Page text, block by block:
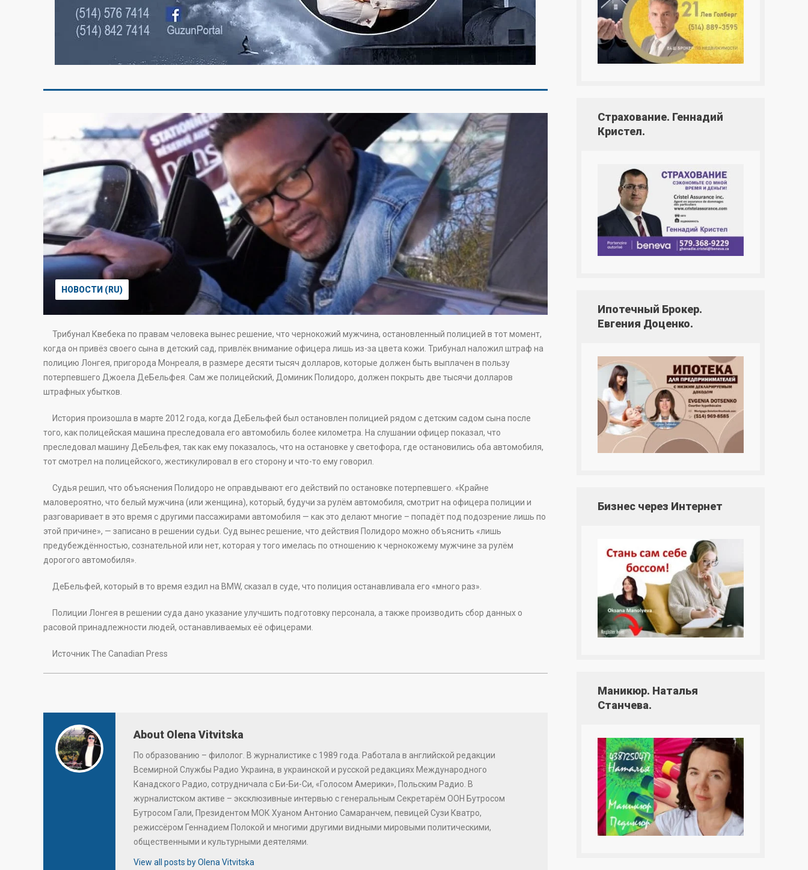
НОВОСТИ (RU)
Трибунал Квебека по правам человека вынес решение, что чернокожий мужчина, остановленный полицией в тот момент,
когда он привёз своего сына в детский сад, привлёк внимание офицера лишь из-за цвета кожи. Трибунал наложил штраф на
полицию Лонгея, пригорода Монреаля, в размере десяти тысяч долларов, которые должен быть выплачен в пользу
потерпевшего Джоела ДеБельфея. Сам же полицейский, Доминик Полидоро, должен покрыть две тысячи долларов
штрафных убытков.
История произошла в марте 2012 года, когда ДеБельфей был остановлен полицией рядом с детским садом сына после
того, как полицейская машина преследовала его автомобиль более километра. На слушании офицер показал, что
преследовал машину ДеБельфея, так как ему показалось, что на остановке у светофора, где остановились оба автомобиля,
тот смотрел на полицейского, жестикулировал в его сторону и что-то ему говорил.
Судья решил, что объяснения Полидоро не оправдывают его действий по остановке потерпевшего. «Крайне
маловероятно, что белый мужчина (или женщина), который, будучи за рулём автомобиля, смотрит на офицера полиции и
разговаривает в это время с другими пассажирами автомобиля — как это делают многие – попадёт под подозрение лишь по
этой причине», — записано в решении судьи. Суд вынес решение, что действия Полидоро можно объяснить «лишь
предубеждённостью, сознательной или нет, которая у того имелась по отношению к чернокожему мужчине за рулём
дорогого автомобиля».
ДеБельфей, который в то время ездил на BMW, сказал в суде, что полиция останавливала его «много раз».
Полиции Лонгея в решении суда дано указание улучшить подготовку персонала, а также производить сбор данных о
расовой принадлежности людей, останавливаемых её офицерами.
Источник The Canadian Press
About Olena Vitvitska
По образованию – филолог. В журналистике с 1989 года. Работала в английской редакции
Всемирной Службы Радио Украина, в украинской и русской редакциях Международного
Канадского Радио, сотрудничала с Би-Би-Си, «Голосом Америки», Польским Радио. В
журналистском активе – эксклюзивные интервью с генеральным Секретарём ООН Бутросом
Бутросом Гали, Президентом МОК Хуаном Антонио Самаранчем, певицей Сузи Кватро,
режиссёром Геннадием Полокой и многими другими видными мировыми политическими,
общественными и культурными деятелями.
View all posts by Olena Vitvitska
Страхование. Геннадий
Кристел.
Ипотечный Брокер.
Евгения Доценко.
Бизнес через Интернет
Маникюр. Наталья
Станчева.